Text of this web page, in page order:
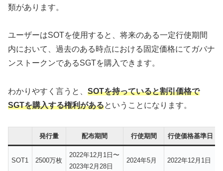
類があります。
ユーザーはSOTを使用すると、将来のある一定行使期間
内において、過去のある時点における固定価格にてガバナ
ンストークンであるSGTを購入できます。
わかりやすく言うと、 SOTを持っていると割引価格で
SGTを購入する権利があるということになります。
発行量 配布期間 行使期間 行使価格基準日
SOT1 2500万枚
2022年12月1日〜
2023年2月28日
2024年5月 2022年12月1日